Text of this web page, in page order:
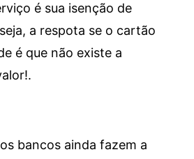
é sua isenção de
a respota se o cartão
é que não existe a
bancos ainda fazem a